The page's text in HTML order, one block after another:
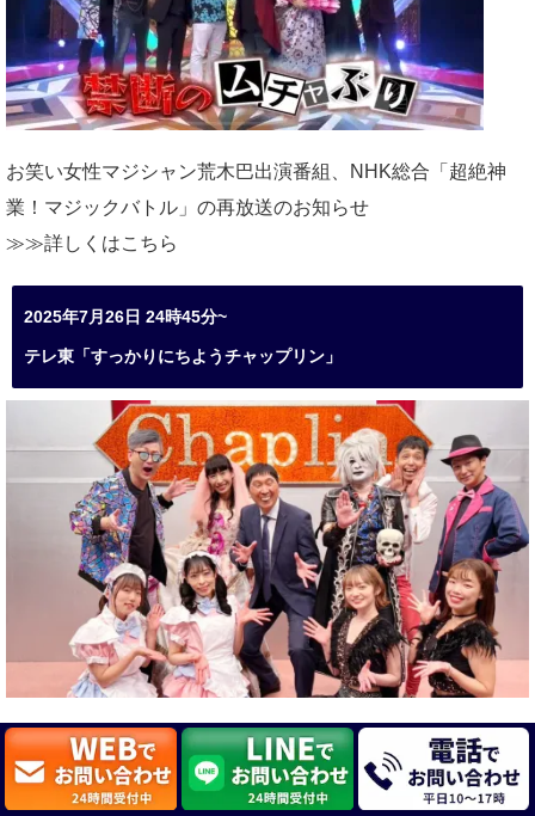
お笑い女性マジシャン荒木巴出演番組、
NHK総合「超絶神
業！マジックバトル」の再放送のお知らせ
≫≫詳しくはこちら
2025年7月26日 24時45分~
テレ東「すっかりにちようチャップリン」
「すっかりにちようチャップリン★見破れるか！？スゴくて
笑えるマジックＳＨＯＷ」出演
≫≫詳しくはこちら